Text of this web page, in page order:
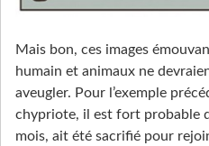
Mais bon, ces images
humain et animaux ne
aveugler. Pour l’exemple
chypriote, il est fort probable
mois, ait été sacrifié pour